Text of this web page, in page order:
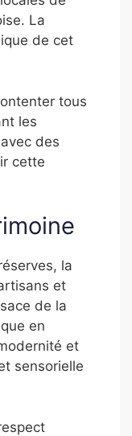
La
de cet
tous
les
des
cette
la
et
de la
en
et
sensorielle